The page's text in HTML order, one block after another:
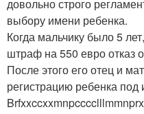
довольно строго
выбору имени ребенка.
Когда мальчику было 5
штраф на 550 евро отказ
После этого его отец и
регистрацию ребенка